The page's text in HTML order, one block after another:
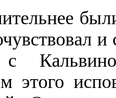
с
этого